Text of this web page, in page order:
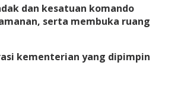
dan kesatuan komando
serta membuka ruang
kementerian yang dipimpin